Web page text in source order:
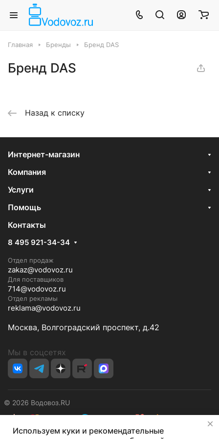
Главная Бренды Бренд DAS
Бренд DAS
Назад к списку
Интернет-магазин
Компания
Услуги
Помощь
Контакты
8 495 921-34-34
Отдел продаж
zakaz@vodovoz.ru
Для поставщиков
714@vodovoz.ru
Отдел рекламы
reklama@vodovoz.ru
Москва, Волгоградский проспект, д.42
Мы в соцсетях
© 2026 Водовоз.RU
КонфиденциальностьОферта
Используем куки и рекомендательные